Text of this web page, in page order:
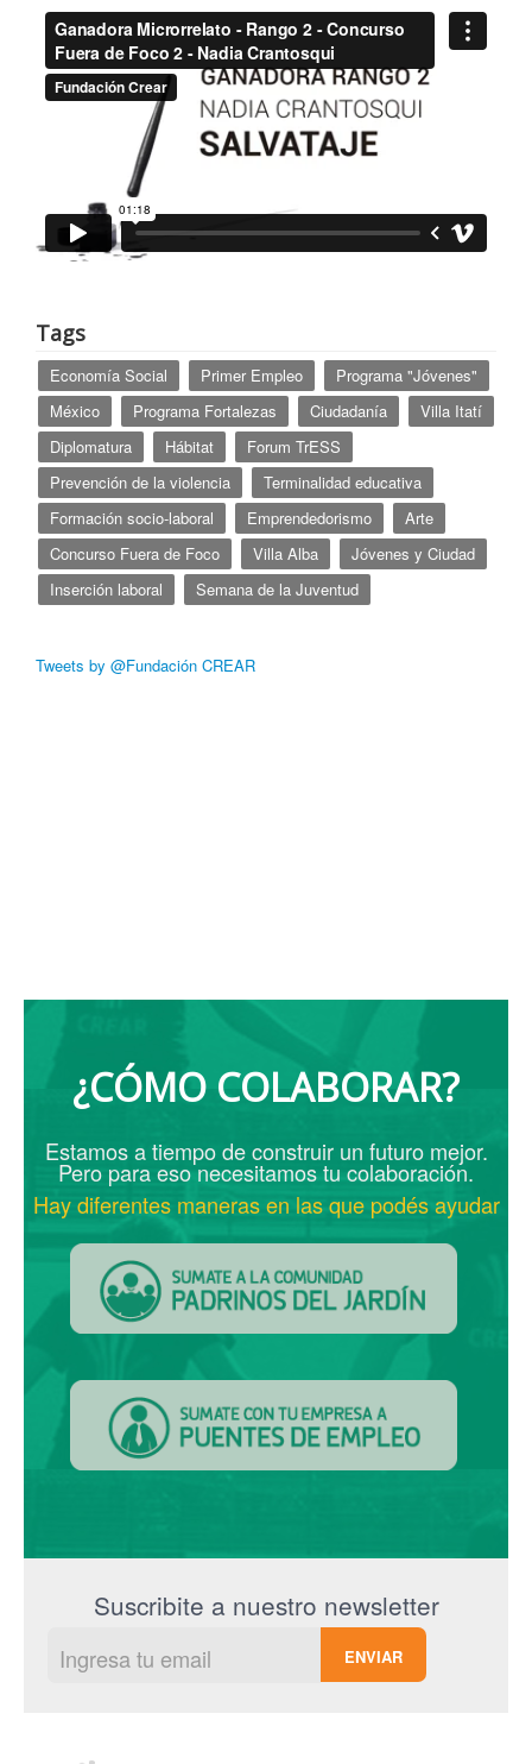
Tags
Economía Social Primer Empleo
Programa "Jóvenes"
México
Programa Fortalezas Ciudadanía
Villa Itatí
Diplomatura
Hábitat
Forum TrESS
Prevención de la violencia
Terminalidad educativa
Formación socio-laboral
Emprendedorismo
Arte
Concurso Fuera de Foco
Villa Alba
Jóvenes y Ciudad
Inserción laboral
Semana de la Juventud
Tweets by @Fundación CREAR
¿CÓMO COLABORAR?
Estamos a tiempo de construir un futuro mejor.
Pero para eso necesitamos tu colaboración.
Hay diferentes maneras en las que podés ayudar
Suscribite a nuestro newsletter